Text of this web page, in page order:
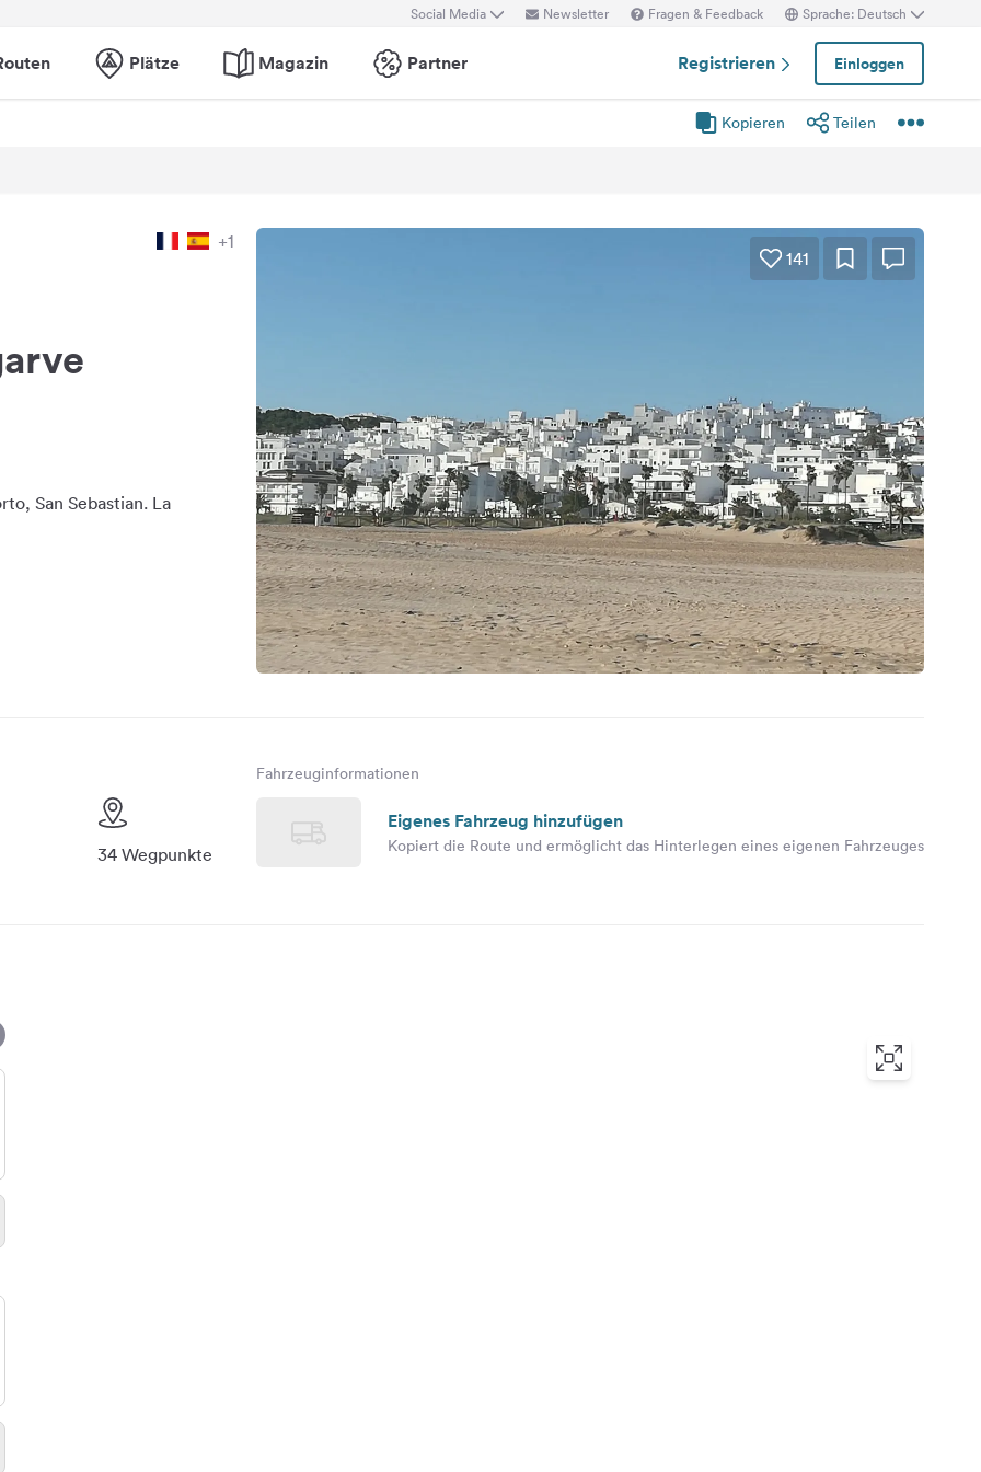
Social Media Newsletter Fragen & Feedback Sprache: Deutsch
Plätze Magazin Partner Registrieren Einloggen
Kopieren Teilen
+1
San Sebastian. La
141
34 Wegpunkte
Fahrzeuginformationen
Eigenes Fahrzeug hinzufügen
Kopiert die Route und ermöglicht das Hinterlegen eines eigenen Fahrzeuges